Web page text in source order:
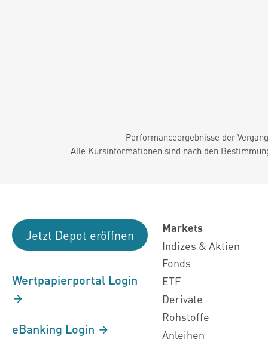
Performanceergebnisse der
Alle Kursinformationen sind nach den
Jetzt Depot eröffnen
Wertpapierportal Login
eBanking Login
Markets
Indizes & Aktien
Fonds
ETF
Derivate
Rohstoffe
Anleihen